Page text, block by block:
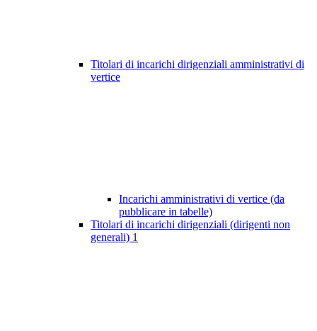
Titolari di incarichi dirigenziali amministrativi di
vertice
Incarichi amministrativi di vertice (da
pubblicare in tabelle)
Titolari di incarichi dirigenziali (dirigenti non
generali) 1